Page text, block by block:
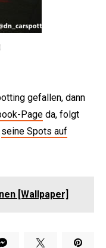
gefallen, dann
Page da, folgt
seine Spots auf
[Wallpaper]